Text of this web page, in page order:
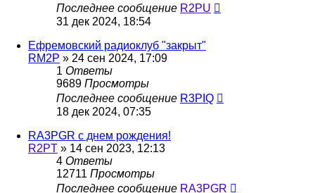
Последнее сообщение R2PU
31 дек 2024, 18:54
Ефремовский радиоклуб "закрыт"
RM2P » 24 сен 2024, 17:09
1 Ответы
9689 Просмотры
Последнее сообщение R3PIQ
18 дек 2024, 07:35
RA3PGR с днем рождения!
R2PT » 14 сен 2023, 12:13
4 Ответы
12711 Просмотры
Последнее сообщение RA3PGR